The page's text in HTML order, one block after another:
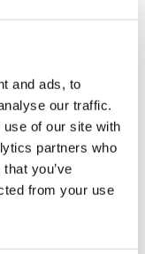
and ads, to
our traffic.
of our site with
partners who
you’ve
from your use
dag verzonden
€ 50,- binnen